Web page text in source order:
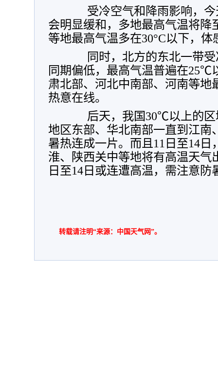
受冷空气和降雨影响，今
会明显缓和，多地最高气温将降
等地最高气温多在30°C以下，体
同时，北方的东北一带受
同期偏低，最高气温普遍在25℃
肃北部、河北中南部、河南等地
热意在线。
后天，我国30℃以上的
地区东部、华北南部一直到江南
暑热连成一片。而且11日至14日
淮、陕西关中等地将有高温天气
日至14日或连遭高温，需注意防
转载请注明“来源：中国天气网”。